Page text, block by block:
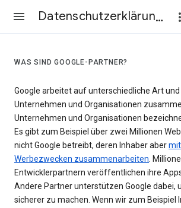
Datenschutzerklärung & Nutzungsbedingungen
WAS SIND GOOGLE-PARTNER?
Google arbeitet auf unterschiedliche Art
Unternehmen und Organisationen
Unternehmen und Organisationen
Es gibt zum Beispiel über zwei Millionen
nicht Google betreibt, deren Inhaber aber
Werbezwecken zusammenarbeiten.
Entwicklerpartnern veröffentlichen ihre
Andere Partner unterstützen Google dabei,
sicherer zu machen. Wenn wir zum Beispiel